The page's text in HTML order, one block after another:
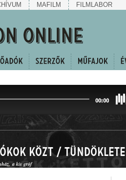
MAFILM FILMLABOR
00:00
a kis gróf